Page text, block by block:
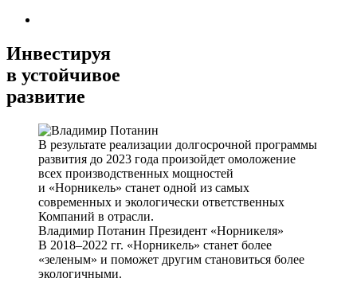
Инвестируя
в устойчивое
развитие
В результате реализации долгосрочной программы
развития до 2023 года произойдет омоложение
всех производственных мощностей
и «Норникель» станет одной из самых
современных и экологически ответственных
Компаний в отрасли.
Владимир Потанин Президент «Норникеля»
В 2018–2022 гг. «Норникель» станет более
«зеленым» и поможет другим становиться более
экологичными.